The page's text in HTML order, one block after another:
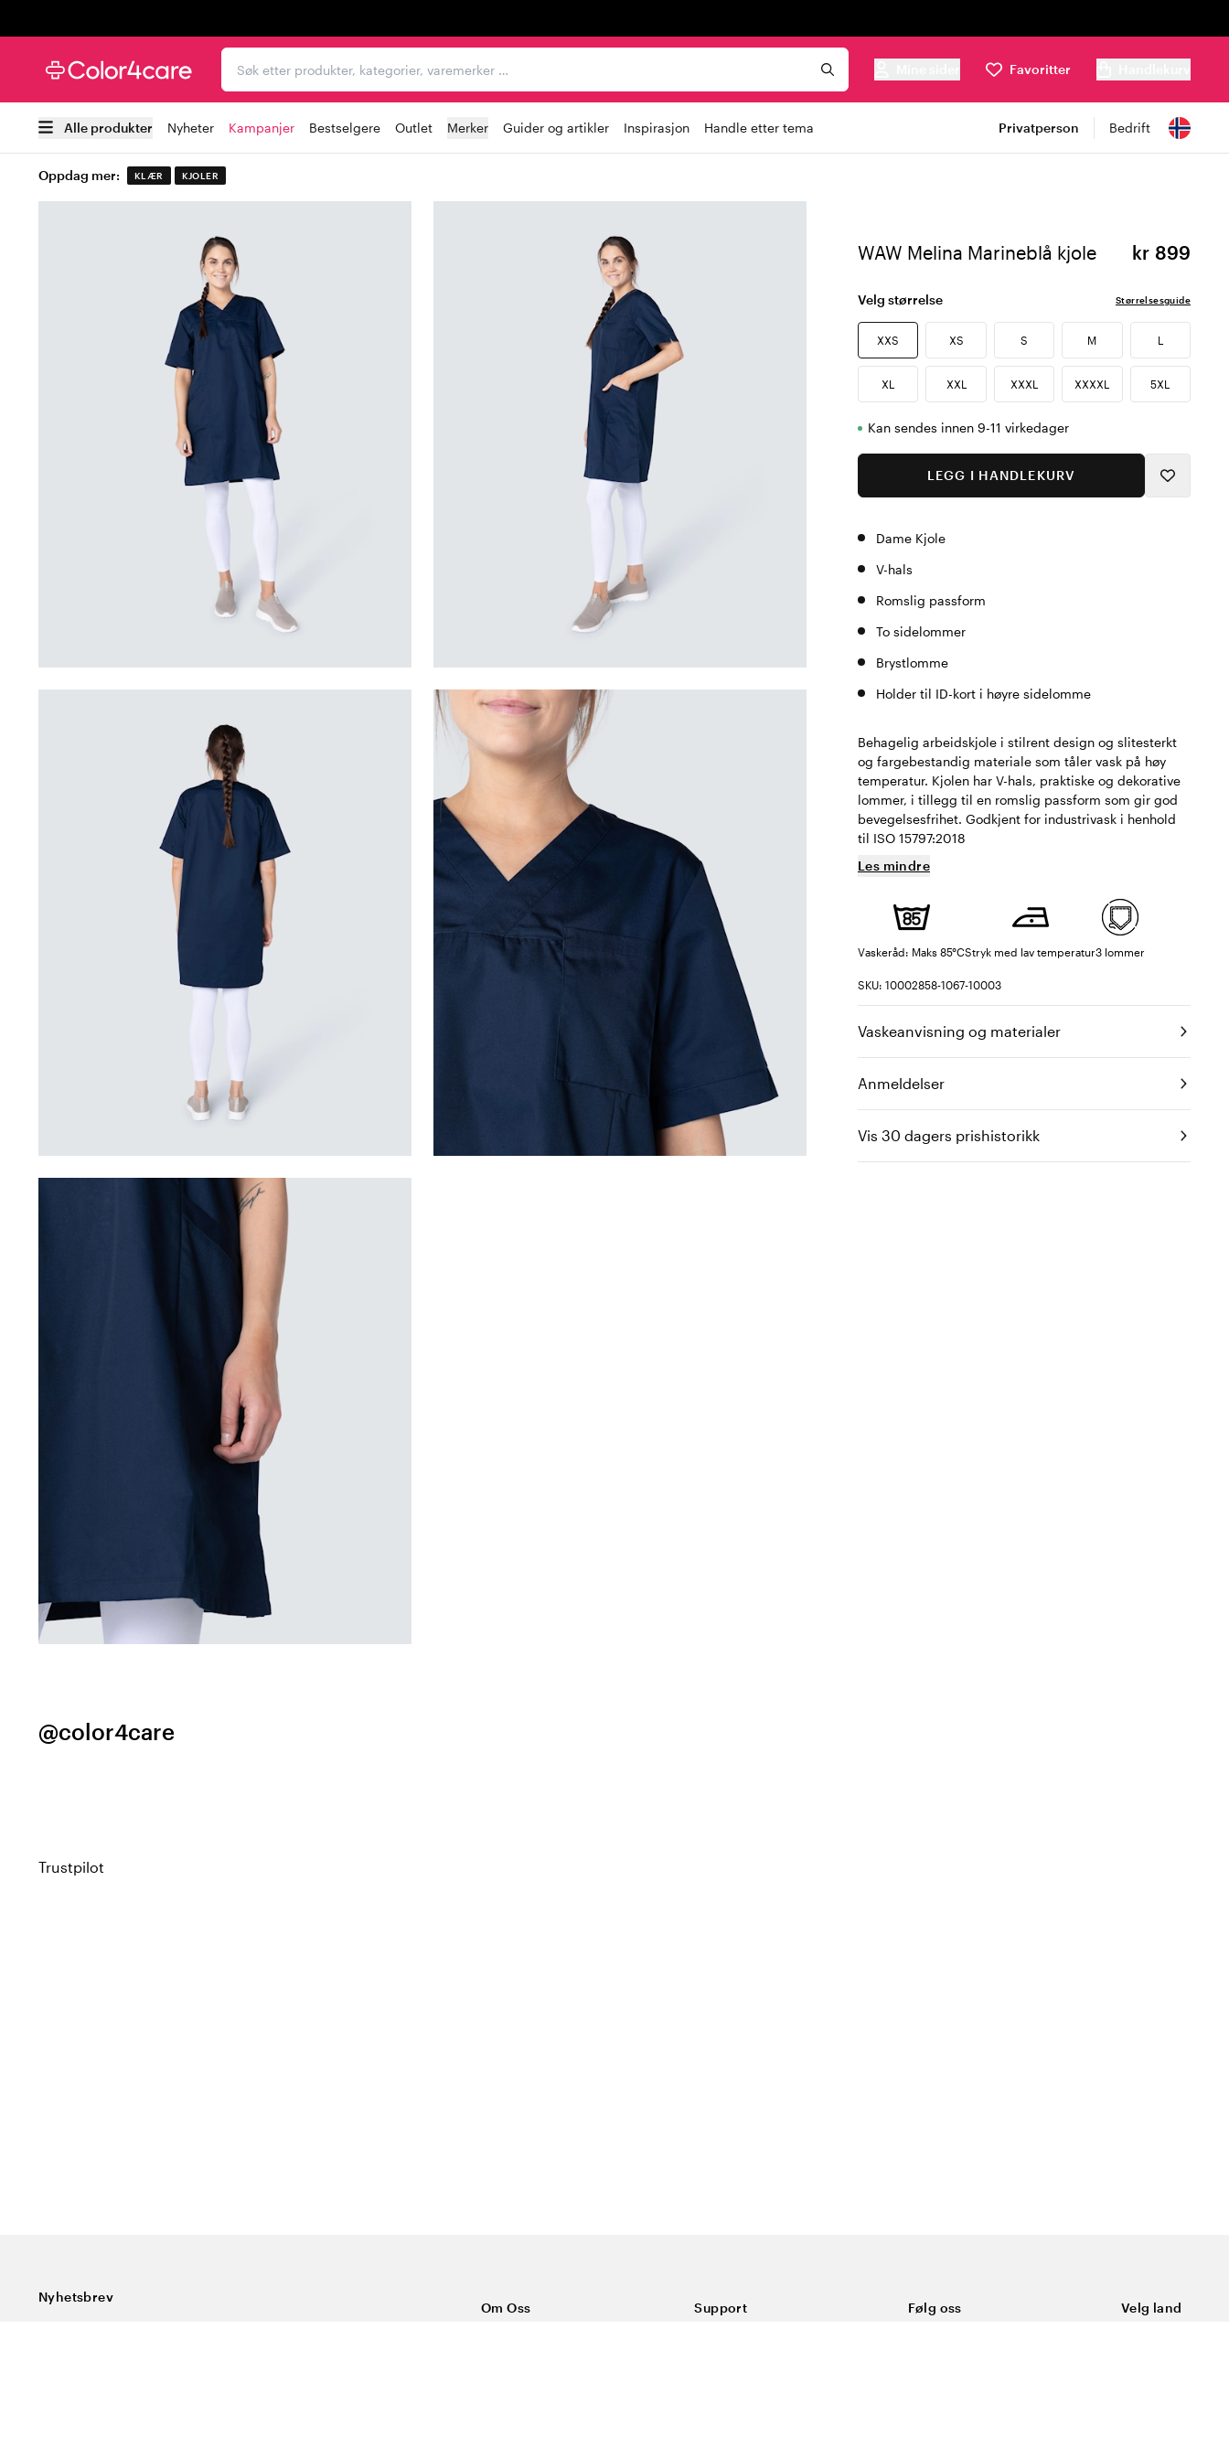
Søk etter produkter, kategorier, varemerker …
Favoritter
Alle produkter Nyheter Kampanjer Bestselgere Outlet Merker Guider og artikler Inspirasjon Handle etter tema Privatperson Bedrift
Oppdag mer: KLÆR KJOLER
WAW Melina Marineblå kjole kr 899
Velg størrelse Størrelsesguide
XXS XS S M L
XL XXL XXXL XXXXL 5XL
Kan sendes innen 9-11 virkedager
LEGG I HANDLEKURV
Dame Kjole
V-hals
Romslig passform
To sidelommer
Brystlomme
Holder til ID-kort i høyre sidelomme
Behagelig arbeidskjole i stilrent design og slitesterkt
og fargebestandig materiale som tåler vask på høy
temperatur. Kjolen har V-hals, praktiske og dekorative
lommer, i tillegg til en romslig passform som gir god
bevegelsesfrihet. Godkjent for industrivask i henhold
til ISO 15797:2018
Les mindre
Vaskeråd: Maks 85°CStryk med lav temperatur3 lommer
SKU: 10002858-1067-10003
Vaskeanvisning og materialer
Anmeldelser
Vis 30 dagers prishistorikk
@color4care
Trustpilot
Nyhetsbrev
Om Oss Support Følg oss Velg land